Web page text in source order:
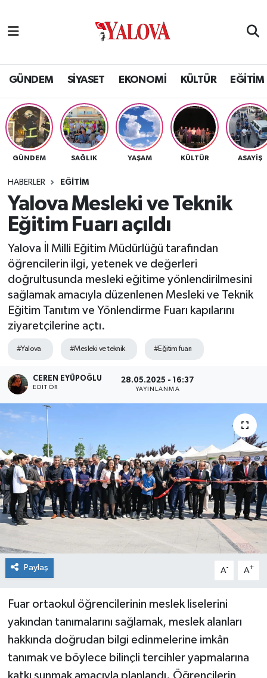
GÜNDEM SİYASET EKONOMİ KÜLTÜR EĞİTİM
GÜNDEM SAĞLIK YAŞAM KÜLTÜR ASAYİŞ
HABERLER EĞİTİM
Yalova Mesleki ve Teknik
Eğitim Fuarı açıldı
Yalova İl Milli Eğitim Müdürlüğü tarafından
öğrencilerin ilgi, yetenek ve değerleri
doğrultusunda mesleki eğitime yönlendirilmesini
sağlamak amacıyla düzenlenen Mesleki ve Teknik
Eğitim Tanıtım ve Yönlendirme Fuarı kapılarını
ziyaretçilerine açtı.
#Yalova #Mesleki ve teknik #Eğitim fuarı
CEREN EYÜPOĞLU
EDITÖR
28.05.2025 - 16:37
YAYINLANMA
Paylaş A- A+
Fuar ortaokul öğrencilerinin meslek liselerini
yakından tanımalarını sağlamak, meslek alanları
hakkında doğrudan bilgi edinmelerine imkân
tanımak ve böylece bilinçli tercihler yapmalarına
SİYASET
EKONOMİ
KÜLTÜR
BİLİM VE TEKNOLOJİ
ASAYİŞ
SAĞLIK
SPOR
İLÇELERİMİZ
RESMİ İLAN
Yalova Nöbetçi Eczaneler
Yalova Hava Durumu
Yalova Namaz Vakitleri
Yalova Trafik Yoğunluk Haritası
Tüm Manşetler
Son Dakika Haberleri
Haber Arşivi